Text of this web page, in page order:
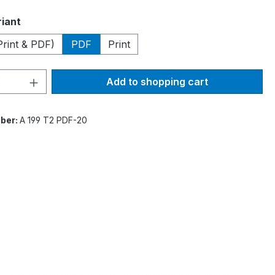
& PDF)
PDF Print
Quantity: Enter the desired amount
Add to shopping cart
A 199 T2 PDF-20